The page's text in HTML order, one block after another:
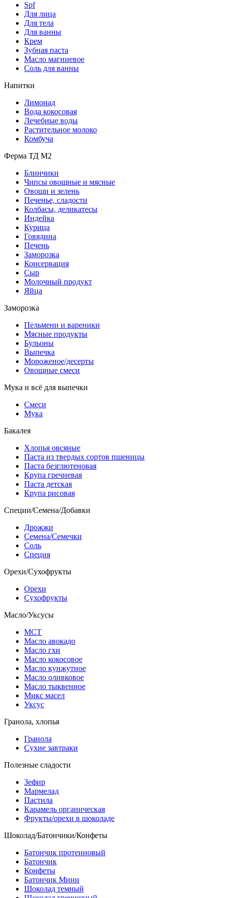
Spf
Для лица
Для тела
Для ванны
Крем
Зубная паста
Масло магниевое
Соль для ванны
Напитки
Лимонад
Вода кокосовая
Лечебные воды
Растительное молоко
Комбуча
Ферма ТД М2
Блинчики
Чипсы овощные и мясные
Овощи и зелень
Печенье, сладости
Колбасы, деликатесы
Индейка
Курица
Говядина
Печень
Заморозка
Консервация
Сыр
Молочный продукт
Яйца
Заморозка
Пельмени и вареники
Мясные продукты
Бульоны
Выпечка
Мороженое/десерты
Овощные смеси
Мука и всё для выпечки
Смеси
Мука
Бакалея
Хлопья овсяные
Паста из твердых сортов пшеницы
Паста безглютеновая
Крупа гречневая
Паста детская
Крупа рисовая
Специи/Семена/Добавки
Дрожжи
Семена/Семечки
Соль
Специя
Орехи/Сухофрукты
Орехи
Сухофрукты
Масло/Уксусы
МСТ
Масло авокадо
Масло гхи
Масло кокосовое
Масло кунжутное
Масло оливковое
Масло тыквенное
Микс масел
Уксус
Гранола, хлопья
Гранола
Сухие завтраки
Полезные сладости
Зефир
Мармелад
Пастила
Карамель органическая
Фрукты/орехи в шоколаде
Шоколад/Батончики/Конфеты
Батончик протеиновый
Батончик
Конфеты
Батончик Мини
Шоколад темный